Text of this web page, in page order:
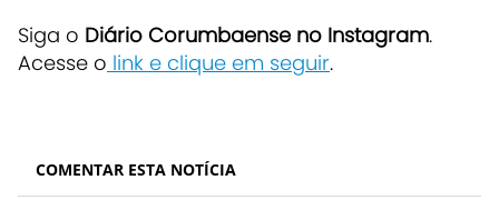
Siga o Diário Corumbaense no Instagram.
Acesse o link e clique em seguir.
COMENTAR ESTA NOTÍCIA